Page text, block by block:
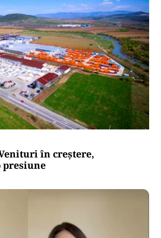
în creștere,